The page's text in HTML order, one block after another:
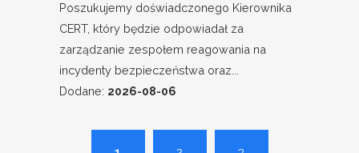
Poszukujemy doświadczonego Kierownika
CERT, który będzie odpowiadał za
zarządzanie zespołem reagowania na
incydenty bezpieczeństwa oraz...
Dodane: 2026-08-06